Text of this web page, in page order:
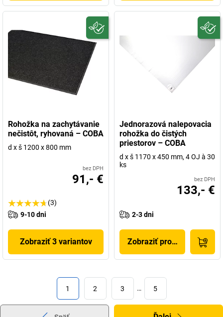
Rohožka na zachytávanie
nečistôt, ryhovaná – COBA
d x š 1200 x 800 mm
bez DPH
91,- €
(3)
9-10 dni
Zobraziť 3 variantov
Jednorazová nalepovacia
rohožka do čistých
priestorov – COBA
d x š 1170 x 450 mm, 4 OJ à 30
ks
bez DPH
133,- €
2-3 dni
Zobraziť produkt
1 2 3 … 5